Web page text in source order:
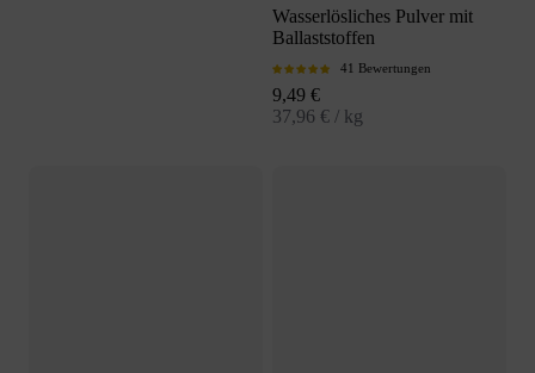
Wasserlösliches Pulver mit
Ballaststoffen
41 Bewertungen
Angebot
9,49 €
37,96 € / kg